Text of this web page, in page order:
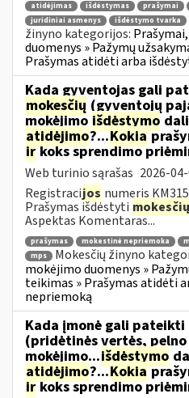
atidėjimas išdėstymas prašymai
juridiniai asmenys
išdėstymo tvarka
žinyno kategorijos:
duomenys » Pažymų
Prašymas atidėti arba
Kada gyventojas gali
mokesčių (gyventojų
mokėjimo išdėstymo
atidėjimo?...Kokia
irkoks sprendimo
Web turinio sąrašas 2026-
Registracijos numeris
Prašymas išdėstyti mokesčių
Aspektas Komentaras...
prašymas mokestinė nepriemoka
mps
Mokesčių žinyno
mokėjimo duomenys »
teikimas » Prašymas atidėti
nepriemoką
Kada įmonė gali pateikti
(pridėtinės vertės, pelno
mokėjimo...išdėstymo
atidėjimo?...Kokia
irkoks sprendimo